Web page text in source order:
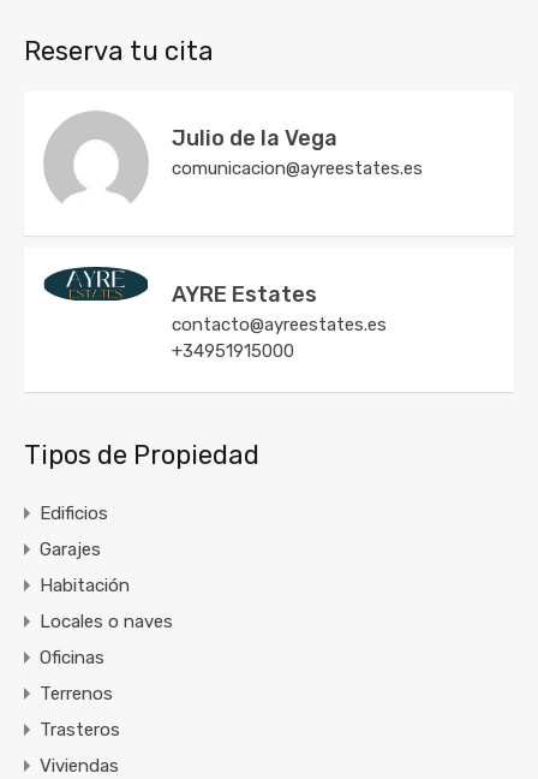
Reserva tu cita
Julio de la Vega
comunicacion@ayreestates.es
AYRE Estates
contacto@ayreestates.es
+34951915000
Tipos de Propiedad
Edificios
Garajes
Habitación
Locales o naves
Oficinas
Terrenos
Trasteros
Viviendas